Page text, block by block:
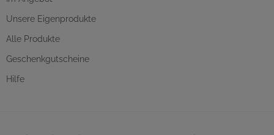
Unsere Eigenprodukte
Alle Produkte
Geschenkgutscheine
Hilfe